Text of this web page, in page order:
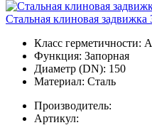
Стальная клиновая
Класс герметичности:
Функция: Запорная
Диаметр (DN): 150
Материал: Сталь
Производитель:
Артикул: